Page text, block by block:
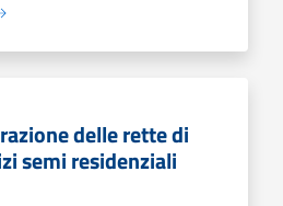
delle rette di
semi residenziali